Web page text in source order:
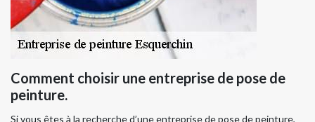
Comment choisir une entreprise de pose de
peinture.
Si vous êtes à la recherche d’une entreprise de pose de peinture,